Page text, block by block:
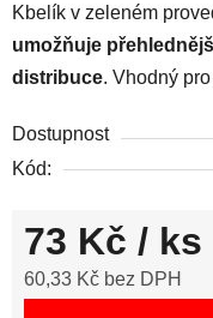
Kbelík v zeleném
umožňuje
distribuce. Vhodný
Dostupnost
Kód:
73 Kč / ks
60,33 Kč bez DPH